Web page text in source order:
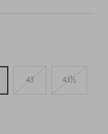
43 43½